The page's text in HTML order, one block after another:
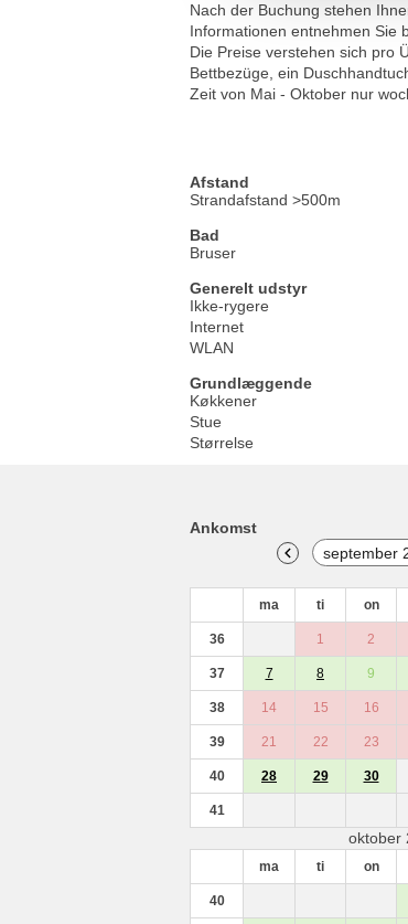
Nach der Buchung stehen
Informationen entnehmen Sie
Die Preise verstehen sich pro
Bettbezüge, ein
Zeit von Mai - Oktober nur
Afstand
Strandafstand >500m
Bad
Bruser
Generelt udstyr
Ikke-rygere
Internet
WLAN
Grundlæggende
Køkkener
Stue
Størrelse
Ankomst
ma ti on
36 1 2
37 7 8 9
38 14 15 16
39 21 22 23
40 28 29 30
41
oktober
ma ti on
40